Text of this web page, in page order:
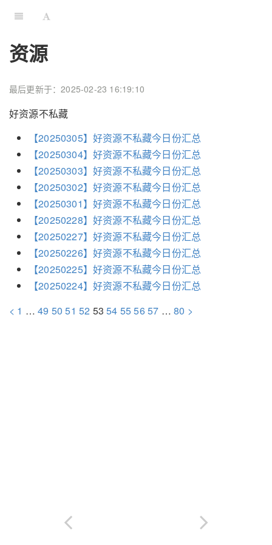
资源
最后更新于：2025-02-23 16:19:10
好资源不私藏
【20250305】好资源不私藏今日份汇总
【20250304】好资源不私藏今日份汇总
【20250303】好资源不私藏今日份汇总
【20250302】好资源不私藏今日份汇总
【20250301】好资源不私藏今日份汇总
【20250228】好资源不私藏今日份汇总
【20250227】好资源不私藏今日份汇总
【20250226】好资源不私藏今日份汇总
【20250225】好资源不私藏今日份汇总
【20250224】好资源不私藏今日份汇总
< 1 … 49 50 51 52 53 54 555657 … 80 >